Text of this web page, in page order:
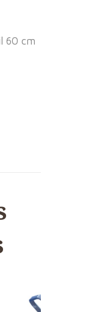
60 cm